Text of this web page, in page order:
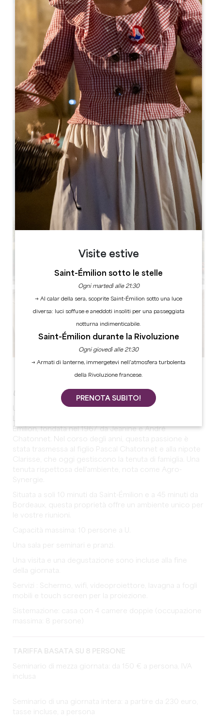
Una tenuta di famiglia in un ambiente sontuoso
Una tenuta familiare all'incrocio delle denominazioni
Émilion, fondata nel 1967 da Jeanine e André
Chatonnet. Nel corso degli anni, questa passione è
stata trasmessa al figlio Pascal Chatonnet e alla nipote
Clarisse, che oggi gestiscono la tenuta di famiglia. Una
tenuta rispettosa dell'ambiente, nota come Agro-
Synergie.
Situata a soli 10 minuti da Saint-Émilion e a 45 minuti da
Bordeaux, questa proprietà offre un ambiente unico per
le vostre riunioni.
Capacità massima: 10 persone a U.
Una sala per seminari e pranzi.
Una visita e una degustazione sono incluse alla fine
della giornata.
Servizi : Schermo, wifi, videoproiettore, lavagna a fogli
mobili e touch screen per la proiezione.
Sistemazione: casa con 4 camere doppie (occupazione
massima: 8 persone)
TARIFFA BASATA SU 8 PERSONE
Seminario di mezza giornata: da 150 € a persona, IVA
inclusa
Seminario di una giornata intera: a partire da 230 euro,
tasse incluse, a persona
Fer Servadou
Néac
33500 NEAC
05 57 55 28 20
Contattateci
Capacità della sala a U : 10
Capacità del teatro : 0
7.6 km
Copiare il codice GPS
Visite estive
Saint-Émilion sotto le stelle
Ogni martedì alle 21:30
→ Al calar della sera, scoprite Saint-Émilion sotto una luce
diversa: luci soffuse e aneddoti insoliti per una passeggiata
notturna indimenticabile.
Saint-Émilion durante la Rivoluzione
Ogni giovedì alle 21:30
→ Armati di lanterne, immergetevi nell’atmosfera turbolenta
della Rivoluzione francese.
PRENOTA SUBITO!